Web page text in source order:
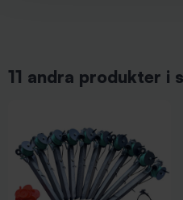
11 andra produkter i